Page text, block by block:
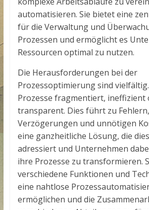
automatisieren. Sie bietet eine
für die Verwaltung und
Prozessen und ermöglicht es
Ressourcen optimal zu nutzen.
Die Herausforderungen bei der
Prozessoptimierung sind
Prozesse fragmentiert, ineffizient
transparent. Dies führt zu Fehlern,
Verzögerungen und unnötigen
eine ganzheitliche Lösung, die
adressiert und Unternehmen
ihre Prozesse zu transformieren.
verschiedene Funktionen und
eine nahtlose
ermöglichen und die